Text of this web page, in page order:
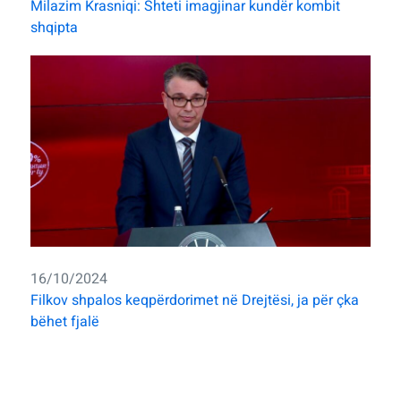
Milazim Krasniqi: Shteti imagjinar kundër kombit
shqipta
16/10/2024
Filkov shpalos keqpërdorimet në Drejtësi, ja për çka
bëhet fjalë